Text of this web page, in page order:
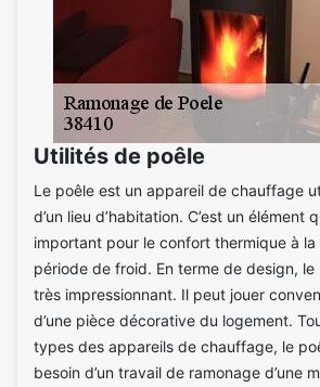
Utilités de poêle
Le poêle est un appareil de chauffage
d’un lieu d’habitation. C’est un élément
important pour le confort thermique à la
période de froid. En terme de design, le
très impressionnant. Il peut jouer
d’une pièce décorative du logement.
types des appareils de chauffage, le
besoin d’un travail de ramonage d’une